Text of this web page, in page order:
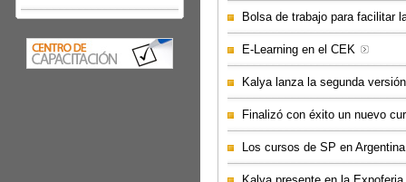
Bolsa de trabajo para facilitar
E-Learning en el CEK
Kalya lanza la segunda
Finalizó con éxito un nuevo
Los cursos de SP en